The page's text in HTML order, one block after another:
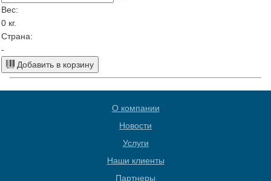
Вес:
0 кг.
Страна:
-
Добавить в корзину
О компании
Новости
Услуги
Наши клиенты
Партнеры